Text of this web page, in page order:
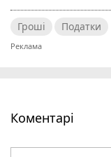
Гроші Податки
Коментарі